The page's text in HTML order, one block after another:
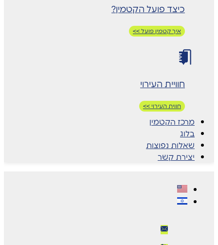
כיצד פועל הקטמין?
איך קטמין פועל >>
חוויית העירוי
חווית העירוי >>
מרכז הקטמין
בלוג
שאלות נפוצות
יצירת קשר